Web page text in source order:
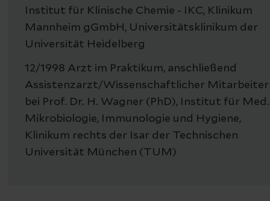
Institut für Klinische Chemie - IKC, Klinikum
Mannheim gGmbH, Universitätsklinikum der
Universität Heidelberg
12/1998 Arzt im Praktikum, anschließend
Assistenz­arzt/Wissen­schaftlicher Mitarbeiter
bei Prof. Dr. H. Wagner (PhD), Institut für Med.
Mikrobiologie, Immunologie und Hygiene,
Klinikum rechts der Isar der Technischen
Universität München (TUM)